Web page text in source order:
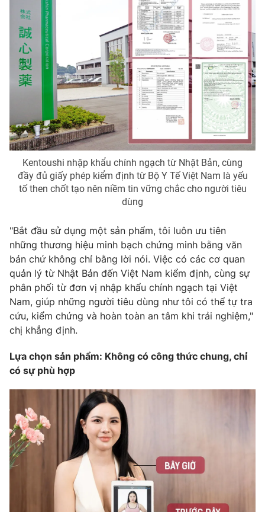
Kentoushi nhập khẩu chính ngạch từ Nhật Bản, cùng
đầy đủ giấy phép kiểm định từ Bộ Y Tế Việt Nam là yếu
tố then chốt tạo nên niềm tin vững chắc cho người tiêu
dùng
"Bắt đầu sử dụng một sản phẩm, tôi luôn ưu tiên
những thương hiệu minh bạch chứng minh bằng văn
bản chứ không chỉ bằng lời nói. Việc có các cơ quan
quản lý từ Nhật Bản đến Việt Nam kiểm định, cùng sự
phân phối từ đơn vị nhập khẩu chính ngạch tại Việt
Nam, giúp những người tiêu dùng như tôi có thể tự tra
cứu, kiểm chứng và hoàn toàn an tâm khi trải nghiệm,"
chị khẳng định.
Lựa chọn sản phẩm: Không có công thức chung, chỉ
có sự phù hợp